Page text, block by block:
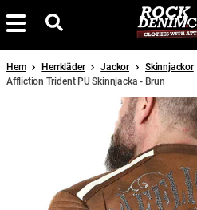
Hem Herrkläder Jackor
Skinnjackor
Affliction Trident PU Skinnjacka - Brun